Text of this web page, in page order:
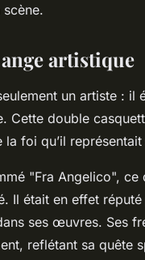
artistique
un artiste :
Cette double
foi qu’il
"Fra Angelico",
Il était en effet
ses œuvres. Ses
reflétant sa quête